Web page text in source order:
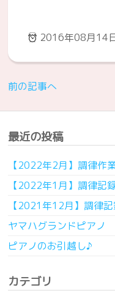
2016年08月14
前の記事へ
最近の投稿
【2022年2月】調律作
【2022年1月】調律記
【2021年12月】調律
ヤマハグランドピアノ
ピアノのお引越し♪
カテゴリ